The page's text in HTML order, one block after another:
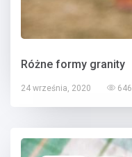
Różne formy granity
24 września, 2020 646